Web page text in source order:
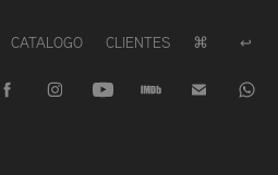
CATALOGO CLIENTES ⌘ ↩︎